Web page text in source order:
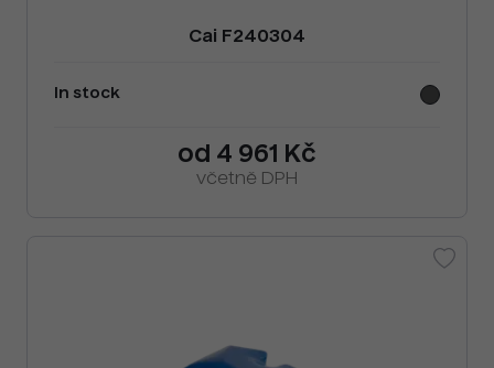
Cai F240304
In stock
od 4 961 Kč
včetně DPH